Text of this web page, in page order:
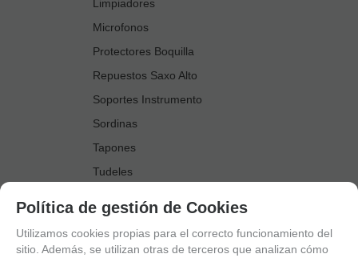
Limpiadores
Microfonos
Protectores Boquilla
Repuestos Saxo Alto
Soportes Instrumento
Sordinas
Tapones
Tudeles
Accesorios Saxo Tenor
Abrazaderas
Política de gestión de Cookies
Utilizamos cookies propias para el correcto funcionamiento del
sitio. Además, se utilizan otras de terceros que analizan cómo